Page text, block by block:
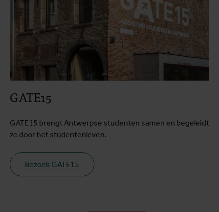
GATE15
GATE15 brengt Antwerpse studenten samen en begeleidt
ze door het studentenleven.
Bezoek GATE15